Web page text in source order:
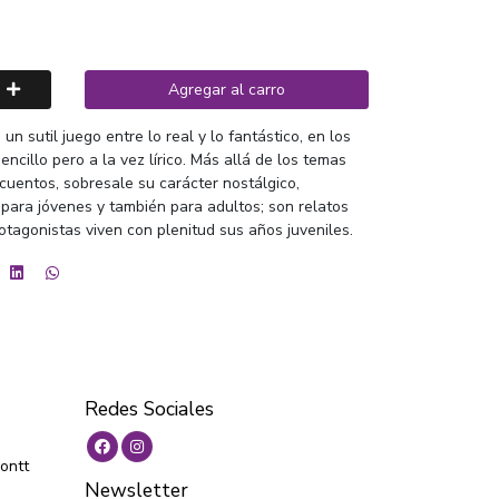
Agregar al carro
sutil juego entre lo real y lo fantástico, en los
pero a la vez lírico. Más allá de los temas
sobresale su carácter nostálgico,
jóvenes y también para adultos; son relatos
viven con plenitud sus años juveniles.
Redes Sociales
Newsletter